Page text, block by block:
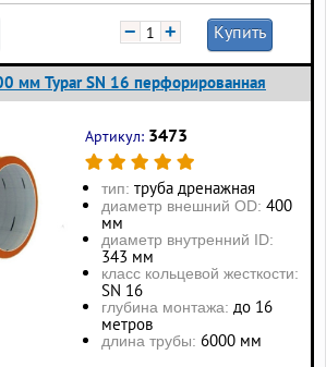
− + Купить
мм Typar SN 16 перфорированная
Артикул: 3473
тип: труба дренажная
диаметр внешний OD: 400
мм
диаметр внутренний ID:
343 мм
класс кольцевой жесткости:
SN 16
глубина монтажа: до 16
метров
длина трубы: 6000 мм